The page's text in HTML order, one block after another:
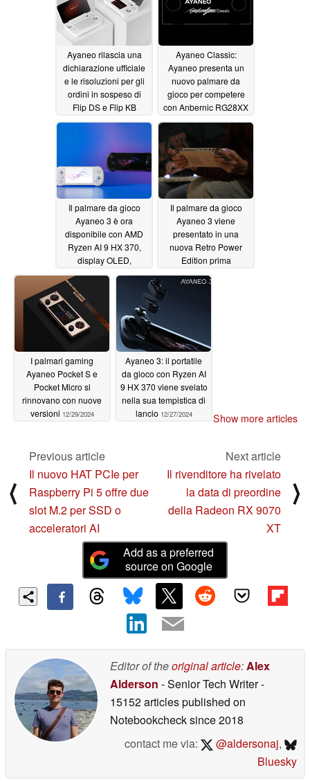
Ayaneo rilascia una
dichiarazione ufficiale
e le risoluzioni per gli
ordini in sospeso di
Flip DS e Flip KB
02/27/2025
Ayaneo Classic:
Ayaneo presenta un
nuovo palmare da
gioco per competere
con Anbernic RG28XX
02/22/2025
Il palmare da gioco
Ayaneo 3 è ora
disponibile con AMD
Ryzen AI 9 HX 370,
display OLED,
OCuLink e fino a 64
GB di RAM
Il palmare da gioco
Ayaneo 3 viene
presentato in una
nuova Retro Power
Edition prima
dell'uscita01/22/2025
I palmari gaming
Ayaneo Pocket S e
Pocket Micro si
rinnovano con nuove
versioni 12/29/2024
Ayaneo 3: il portatile
da gioco con Ryzen AI
9 HX 370 viene svelato
nella sua tempistica di
lancio 12/27/2024 Show more articles
⟨
Previous article
Il nuovo HAT PCIe per
Raspberry Pi 5 offre due
slot M.2 per SSD o
acceleratori AI
Next article
Il rivenditore ha rivelato
la data di preordine
della Radeon RX 9070
XT
⟩
Add as a preferred
source on Google
Editor of theoriginal article:Alex
Alderson - Senior Tech Writer-
15152 articles published on
Notebookchecksince 2018
contact me via:
@aldersonaj,
Bluesky